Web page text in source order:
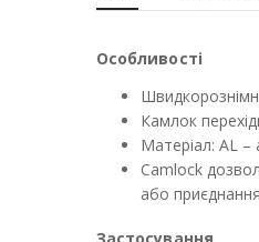
Особливості
Камлок
Матеріал: AL –
Camlock
або